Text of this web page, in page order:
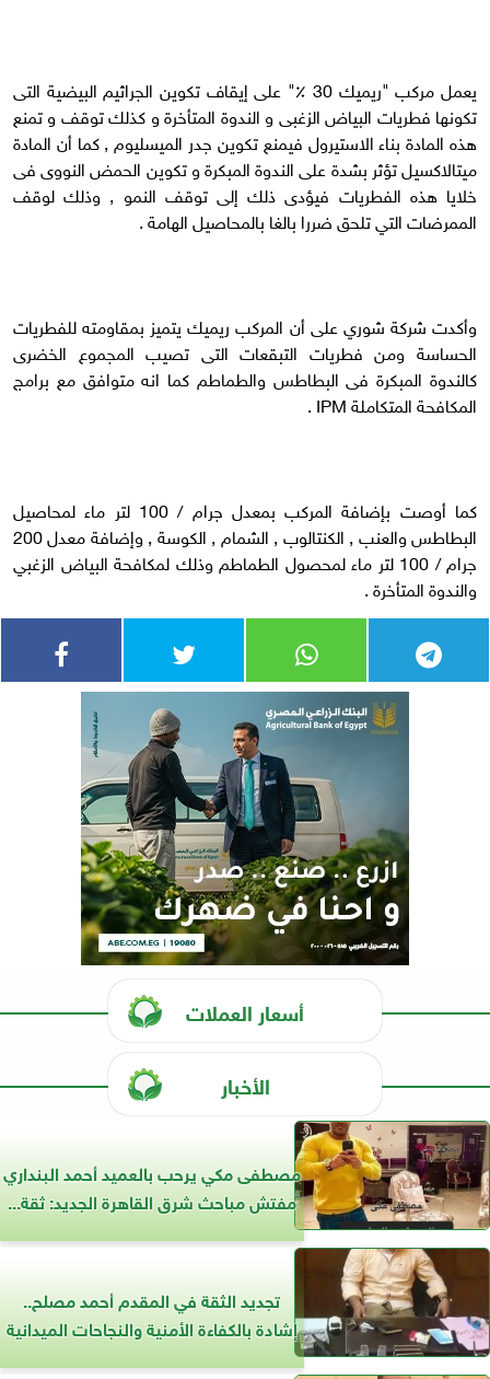
يعمل مركب "ريميك 30 ٪" على إيقاف تكوين الجراثيم البيضية التى
تكونها فطريات البياض الزغبى و الندوة المتأخرة و كذلك توقف و تمنع
هذه المادة بناء الاستيرول فيمنع تكوين جدر الميسليوم , كما أن المادة
ميتالاكسيل تؤثر بشدة على الندوة المبكرة و تكوين الحمض النووى فى
خلايا هذه الفطريات فيؤدى ذلك إلى توقف النمو , وذلك لوقف
الممرضات التي تلحق ضررا بالغا بالمحاصيل الهامة .
وأكدت شركة شوري على أن المركب ريميك يتميز بمقاومته للفطريات
الحساسة ومن فطريات التبقعات التى تصيب المجموع الخضرى
كالندوة المبكرة فى البطاطس والطماطم كما انه متوافق مع برامج
المكافحة المتكاملة IPM .
كما أوصت بإضافة المركب بمعدل جرام / 100 لتر ماء لمحاصيل
البطاطس والعنب , الكنتالوب , الشمام , الكوسة , وإضافة معدل 200
جرام / 100 لتر ماء لمحصول الطماطم وذلك لمكافحة البياض الزغبي
والندوة المتأخرة .
أسعار العملات
الأخبار
مصطفى مكي يرحب بالعميد أحمد البنداري
مفتش مباحث شرق القاهرة الجديد: ثقة...
تجديد الثقة في المقدم أحمد مصلح..
إشادة بالكفاءة الأمنية والنجاحات الميدانية